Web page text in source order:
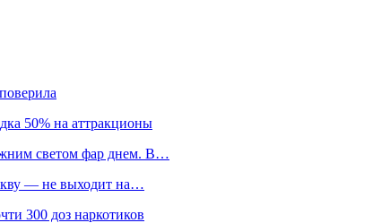
50% на аттракционы
светом фар днем. В…
— не выходит на…
300 доз наркотиков